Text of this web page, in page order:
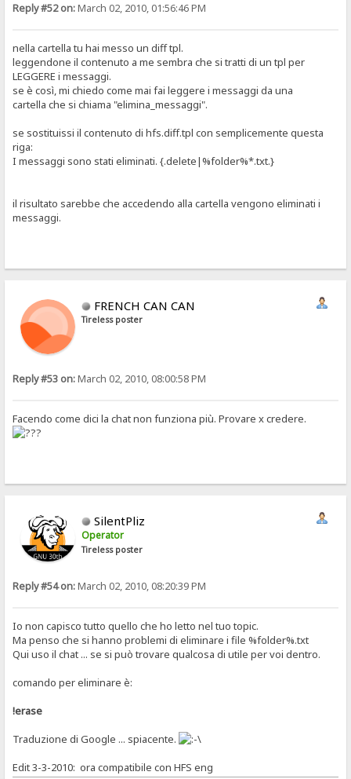
Reply #52 on:March 02, 2010, 01:56:46 PM
nella cartella tu hai messo un diff tpl.
leggendone il contenuto a me sembra che si tratti di un tpl per
LEGGERE i messaggi.
se è così, mi chiedo come mai fai leggere i messaggi da una
cartella che si chiama "elimina_messaggi".
se sostituissi il contenuto di hfs.diff.tpl con semplicemente questa
riga:
I messaggi sono stati eliminati. {.delete|%folder%*.txt.}
il risultato sarebbe che accedendo alla cartella vengono eliminati i
messaggi.
FRENCH CAN CAN
Tireless poster
Reply #53 on:March 02, 2010, 08:00:58 PM
Facendo come dici la chat non funziona più. Provare x credere.
SilentPliz
Operator
Tireless poster
Reply #54 on:March 02, 2010, 08:20:39 PM
Io non capisco tutto quello che ho letto nel tuo topic.
Ma penso che si hanno problemi di eliminare i file %folder%.txt
Qui uso il chat ... se si può trovare qualcosa di utile per voi dentro.
comando per eliminare è:
!erase
Traduzione di Google ... spiacente.
Edit 3-3-2010: ora compatibile con HFS eng